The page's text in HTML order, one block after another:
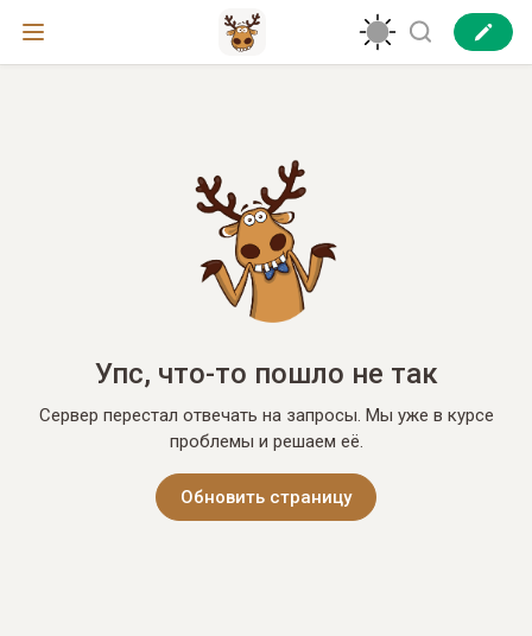
Упс, что-то пошло не так
Сервер перестал отвечать на запросы. Мы уже в курсе
проблемы и решаем её.
Обновить страницу